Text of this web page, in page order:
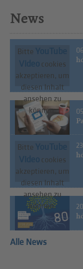
News
Bitte
cookies
akzeptieren, um
diesen Inhalt
ansehen zu
können.
Bitte
cookies
akzeptieren, um
diesen Inhalt
ansehen zu
können.
Alle News